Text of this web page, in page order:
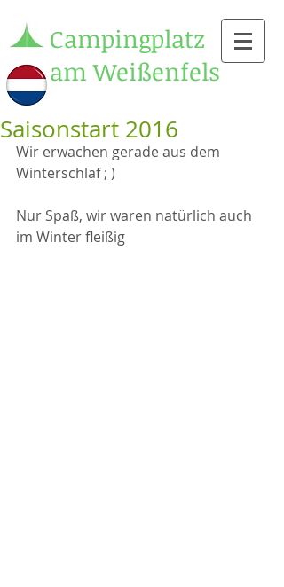
Campingplatz
am Weißenfels
Saisonstart 2016
Wir erwachen gerade aus dem
Winterschlaf ; )
Nur Spaß, wir waren natürlich auch
im Winter fleißig